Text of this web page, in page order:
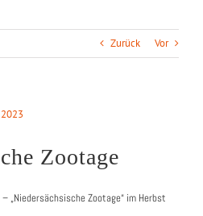
Zurück Vor
Zootage
„Niedersächsische Zootage“ im Herbst